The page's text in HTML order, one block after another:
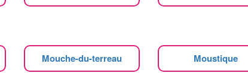
Mouche-du-terreau Moustique